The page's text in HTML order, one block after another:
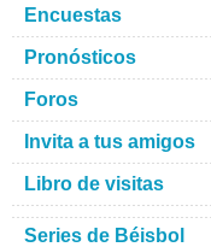
Encuestas
Pronósticos
Foros
Invita a tus amigos
Libro de visitas
Series de Béisbol